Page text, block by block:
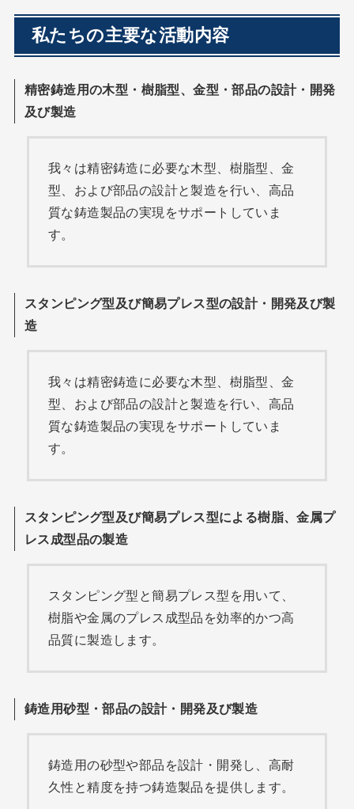
私たちの主要な活動内容
精密鋳造用の木型・樹脂型、金型・部品の設計・開発
及び製造
我々は精密鋳造に必要な木型、樹脂型、金
型、および部品の設計と製造を行い、高品
質な鋳造製品の実現をサポートしていま
す。
スタンピング型及び簡易プレス型の設計・開発及び製
造
我々は精密鋳造に必要な木型、樹脂型、金
型、および部品の設計と製造を行い、高品
質な鋳造製品の実現をサポートしていま
す。
スタンピング型及び簡易プレス型による樹脂、金属プ
レス成型品の製造
スタンピング型と簡易プレス型を用いて、
樹脂や金属のプレス成型品を効率的かつ高
品質に製造します。
鋳造用砂型・部品の設計・開発及び製造
鋳造用の砂型や部品を設計・開発し、高耐
久性と精度を持つ鋳造製品を提供します。